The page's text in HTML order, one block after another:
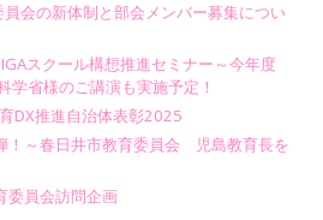
会の新体制と部会メンバー募集につい
スクール構想推進セミナー～今年度
学省様のご講演も実施予定！
DX推進自治体表彰2025
！～春日井市教育委員会 児島教育長を
委員会訪問企画